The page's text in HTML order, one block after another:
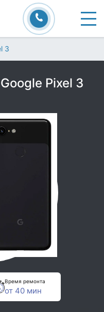
3
Pixel 3
Время ремонта
от 40 мин